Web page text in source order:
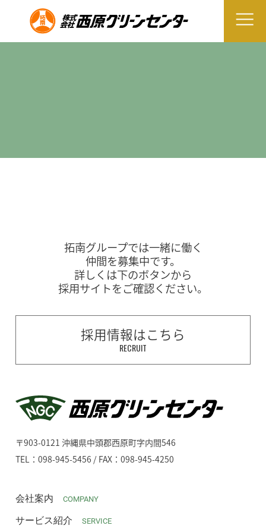
拓南グループでは一緒に働く
仲間を募集中です。
詳しくは下のボタンから
採用サイトをご確認ください。
採用情報はこちら
RECRUIT
〒903-0121 沖縄県中頭郡西原町字内間546
TEL：098-945-5456 / FAX：098-945-4250
会社案内 COMPANY
サービス紹介 SERVICE